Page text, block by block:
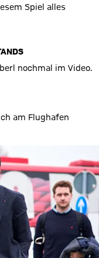
Spiel alles
nochmal im Video.
am Flughafen